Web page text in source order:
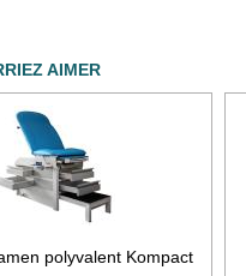
AIMER
polyvalent Kompact